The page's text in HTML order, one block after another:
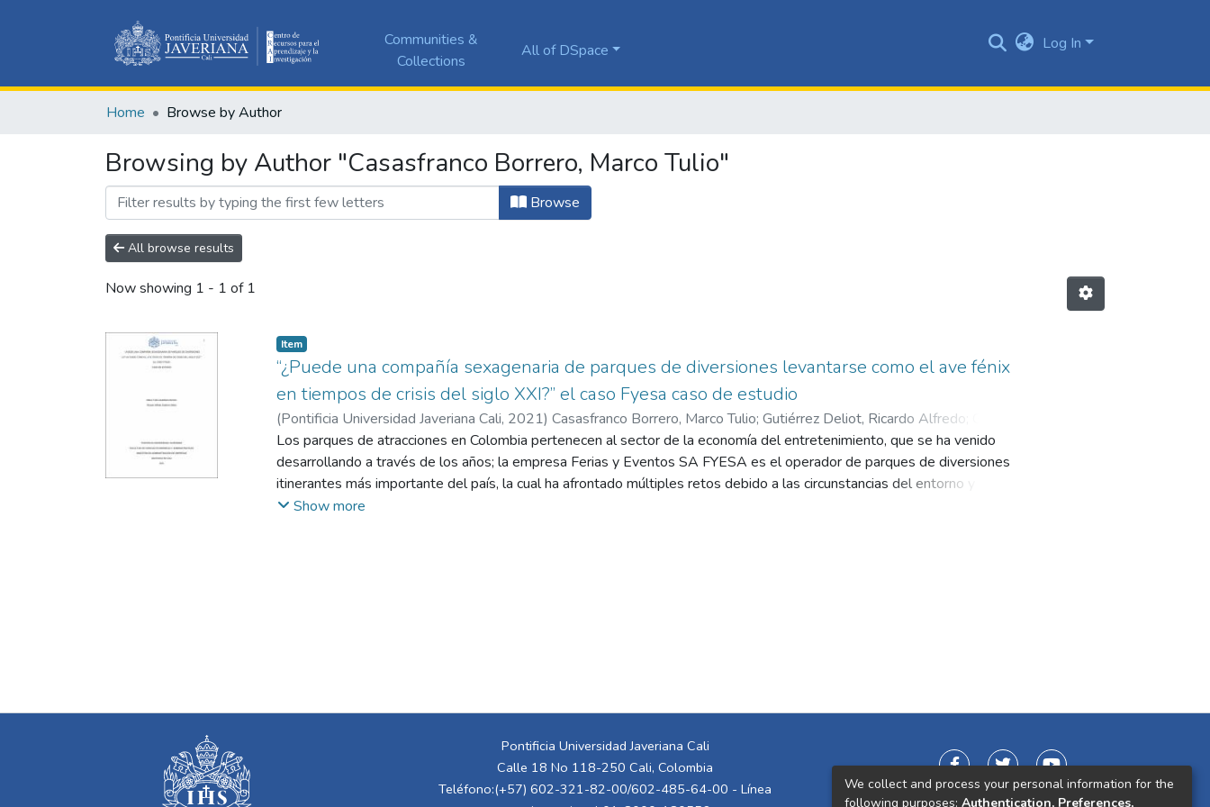
Communities &
Collections
All of DSpace Log In
Home Browse by Author
Browsing by Author "Casasfranco Borrero, Marco Tulio"
Browse
All browse results
Now showing 1 - 1 of 1
Item
“¿Puede una compañía sexagenaria de parques de diversiones levantarse como el ave fénix
en tiempos de crisis del siglo XXI?” el caso Fyesa caso de estudio
(Pontificia Universidad Javeriana Cali, 2021) Casasfranco Borrero, Marco Tulio; Gutiérrez Deliot, Ricardo Alfredo
Vallejo, María del Pilar
Los parques de atracciones en Colombia pertenecen al sector de la economía del entretenimiento, que se ha venido
desarrollando a través de los años; la empresa Ferias y Eventos SA FYESA es el operador de parques de diversiones
itinerantes más importante del país, la cual ha afrontado múltiples retos debido a las circunstancias del entorno y por
ser una empresa familiar. Este caso permite analizar las decisiones y acciones que se implementaron antes y durante un
Show more
Pontificia Universidad Javeriana Cali
Calle 18 No 118-250 Cali, Colombia
Teléfono:(+57) 602-321-82-00/602-485-64-00 - Línea
We collect and process your personal information for the
following purposes: Authentication, Preferences,